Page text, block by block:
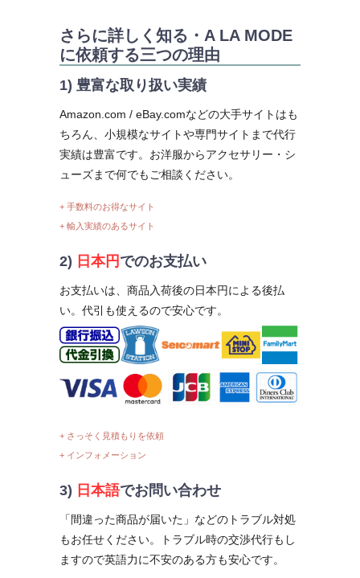
さらに詳しく知る・A LA MODE
に依頼する三つの理由
1) 豊富な取り扱い実績
Amazon.com / eBay.comなどの大手サイトはも
ちろん、小規模なサイトや専門サイトまで代行
実績は豊富です。お洋服からアクセサリー・シ
ューズまで何でもご相談ください。
+ 手数料のお得なサイト
+ 輸入実績のあるサイト
2) 日本円 でのお支払い
お支払いは、商品入荷後の日本円による後払
い。代引も使えるので安心です。
+ さっそく見積もりを依頼
+ インフォメーション
3) 日本語でお問い合わせ
「間違った商品が届いた」などのトラブル対処
もお任せください。トラブル時の交渉代行もし
ますので英語力に不安のある方も安心です。